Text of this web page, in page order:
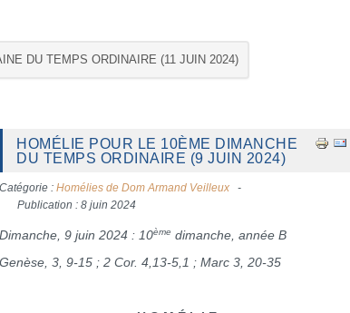
DU TEMPS ORDINAIRE (11 JUIN 2024)
HOMÉLIE POUR LE 10ÈME DIMANCHE
DU TEMPS ORDINAIRE (9 JUIN 2024)
Catégorie :Homélies de Dom Armand Veilleux
Publication : 8 juin 2024
Dimanche, 9 juin 2024 : 10ème dimanche, année B
Genèse, 3, 9-15 ; 2 Cor. 4,13-5,1 ; Marc 3, 20-35